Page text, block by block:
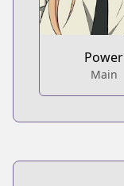
Power
Main